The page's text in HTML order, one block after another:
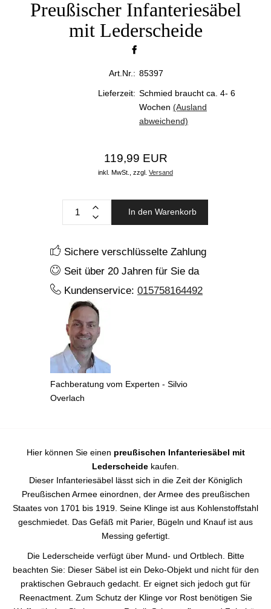
Preußischer Infanteriesäbel
mit Lederscheide
Art.Nr.: 85397
Lieferzeit: Schmied braucht ca. 4- 6
Wochen (Ausland
abweichend)
119,99 EUR
inkl. MwSt., zzgl. Versand
In den Warenkorb
Sichere verschlüsselte Zahlung
Seit über 20 Jahren für Sie da
Kundenservice: 015758164492
Fachberatung vom Experten - Silvio
Overlach
Hier können Sie einen preußischen Infanteriesäbel mit
Lederscheide kaufen.
Dieser Infanteriesäbel lässt sich in die Zeit der Königlich
Preußischen Armee einordnen, der Armee des preußischen
Staates von 1701 bis 1919. Seine Klinge ist aus Kohlenstoffstahl
geschmiedet. Das Gefäß mit Parier, Bügeln und Knauf ist aus
Messing gefertigt.
Die Lederscheide verfügt über Mund- und Ortblech. Bitte
beachten Sie: Dieser Säbel ist ein Deko-Objekt und nicht für den
praktischen Gebrauch gedacht. Er eignet sich jedoch gut für
Reenactment. Zum Schutz der Klinge vor Rost benötigen Sie